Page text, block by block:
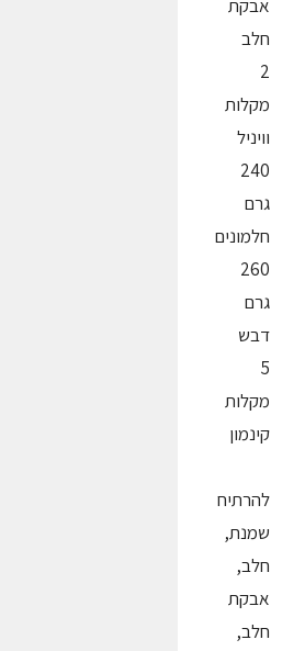
אבקת
חלב
2
מקלות
וויניל
240
גרם
חלמונים
260
גרם
דבש
5
מקלות
קינמון
להרתיח
שמנת,
חלב,
אבקת
חלב,